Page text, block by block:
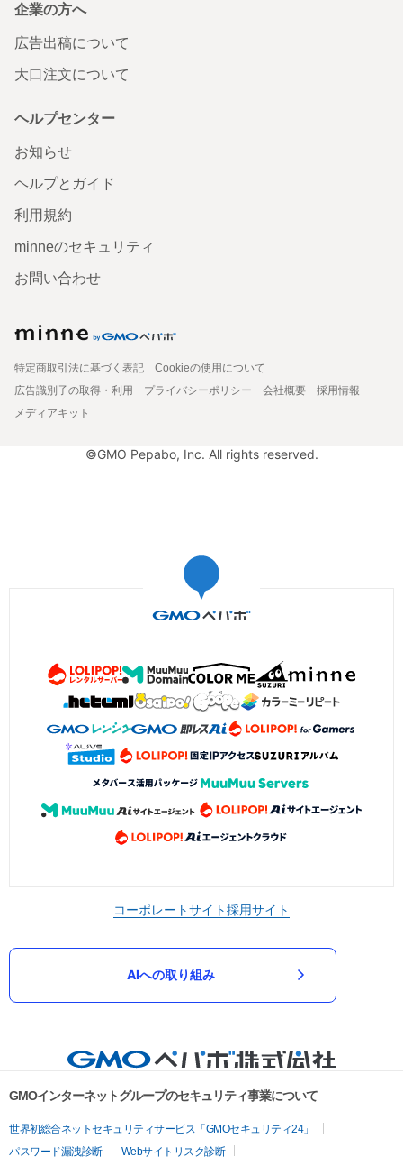
企業の方へ
広告出稿について
大口注文について
ヘルプセンター
お知らせ
ヘルプとガイド
利用規約
minneのセキュリティ
お問い合わせ
特定商取引法に基づく表記
Cookieの使用について
広告識別子の取得・利用
プライバシーポリシー 会社概要
採用情報
メディアキット
©GMO Pepabo, Inc. All rights reserved.
コーポレートサイト採用サイト
AIへの取り組み
GMOインターネットグループのセキュリティ事業について
世界初総合ネットセキュリティサービス「GMOセキュリティ24」
パスワード漏洩診断
Webサイトリスク診断